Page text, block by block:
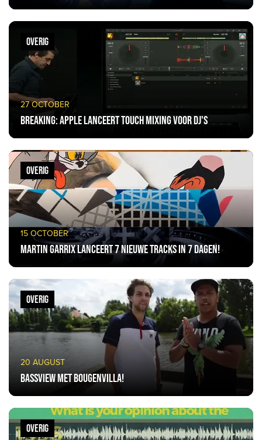
27 OCTOBER
Breaking: Apple lanceert touch mixing voor Dj's
OVERIG
15 OCTOBER
Martin Garrix lanceert 7 nieuwe tracks in 7 dagen!
OVERIG
20 AUGUST
Bassview met Bougenvilla!
OVERIG
OVERIG